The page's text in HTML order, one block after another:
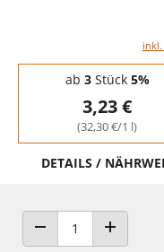
inkl.
Staffelpreise -
ab 3Stück 5%
3,23 €
(32,30 €/1 l)
DETAILS /
ANZAHL VERRINGERN
ANZAHL